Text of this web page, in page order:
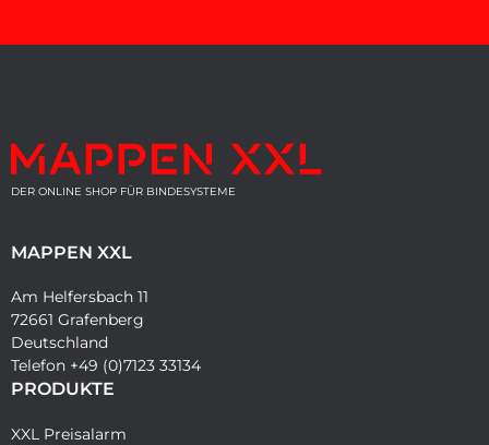
DER ONLINE SHOP FÜR BINDESYSTEME
MAPPEN XXL
Am Helfersbach 11
72661 Grafenberg
Deutschland
Telefon +49 (0)7123 33134
PRODUKTE
XXL Preisalarm